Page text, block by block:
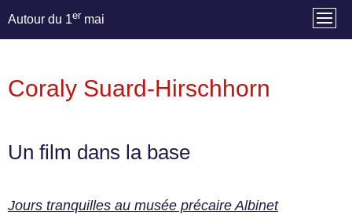
Autour du 1er mai
Coraly Suard-Hirschhorn
Un film dans la base
Jours tranquilles au musée précaire Albinet